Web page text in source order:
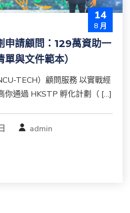
14
8 月
請顧問：129萬資助一
與文件範本）
TECH）顧問服務 以實戰經
你通過 HKSTP 孵化計劃（ […]
admin